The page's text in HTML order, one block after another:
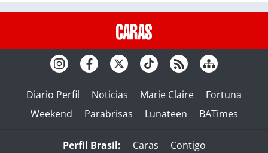
Diario Perfil Noticias Marie Claire
Fortuna
Weekend
Parabrisas Lunateen BATimes
Perfil Brasil: Caras
Contigo